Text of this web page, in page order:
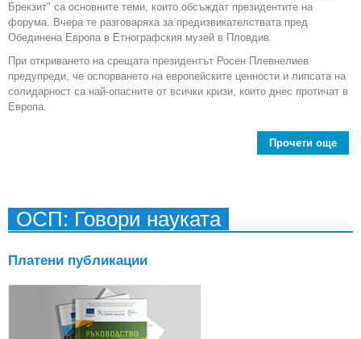
Брекзит" са основните теми, които обсъждат президентите на
форума. Вчера те разговаряха за предизвикателствата пред
Обединена Европа в Етнографския музей в Пловдив.
При откриването на срещата президентът Росен Плевнелиев
предупреди, че оспорването на европейските ценности и липсата на
солидарност са най-опасните от всички кризи, които днес протичат в
Европа.
Прочети още
ОСП: Говори науката
Платени публикации